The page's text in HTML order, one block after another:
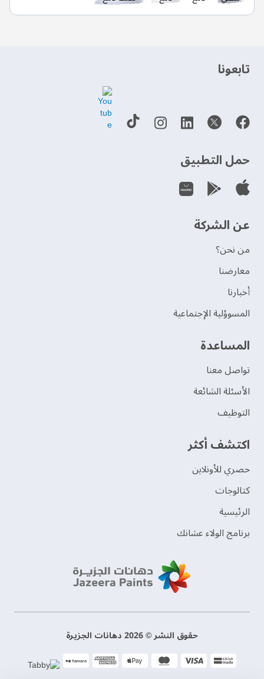
‫تابعونا‬
حمل التطبيق
عن الشركة
من نحن؟
‫معارضنا‬
‫أخبارنا‬
المسوؤلية الإجتماعية
‫المساعدة‬
تواصل معنا
الأسئلة الشائعة
التوظيف
اكتشف أكثر
حصري للأونلاين
‫كتالوجات‬
الرئيسية
برنامج الولاء عشانك
حقوق النشر © 2026 دهانات الجزيرة